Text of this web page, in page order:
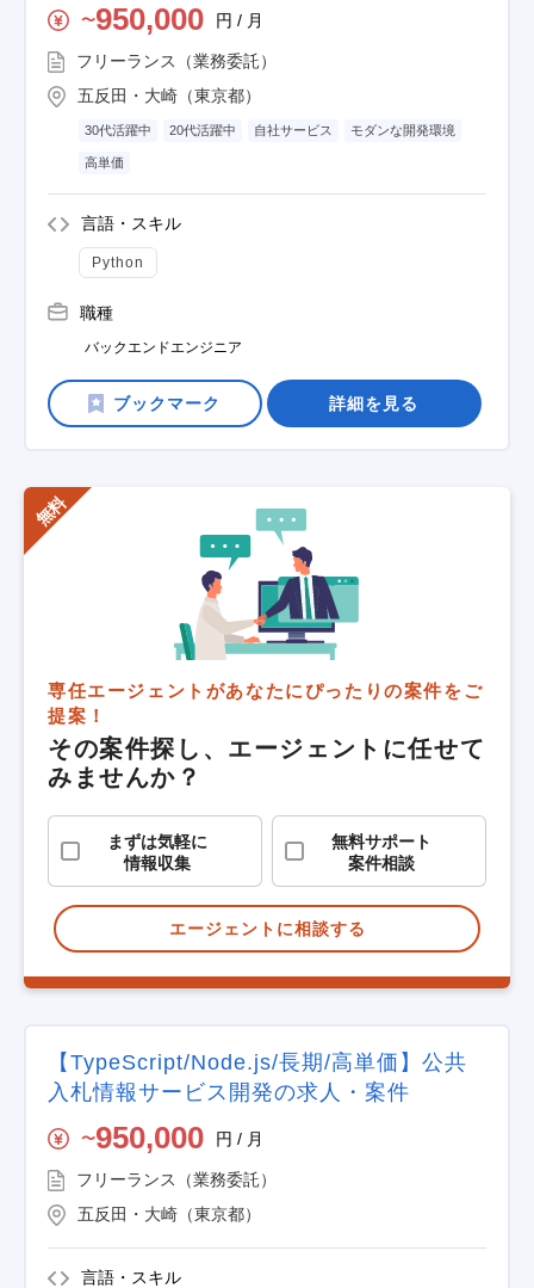
〜950,000 円 / 月
フリーランス（業務委託）
五反田・大崎（東京都）
30代活躍中 20代活躍中 自社サービス モダンな開発環境
高単価
言語・スキル
Python
職種
バックエンドエンジニア
詳細を見る
専任エージェントがあなたにぴったりの案件をご
提案！
その案件探し、エージェントに任せて
みませんか？
まずは気軽に
情報収集
無料サポート
案件相談
エージェントに相談する
【TypeScript/Node.js/長期/高単価】公共
入札情報サービス開発の求人・案件
〜950,000 円 / 月
フリーランス（業務委託）
五反田・大崎（東京都）
言語・スキル